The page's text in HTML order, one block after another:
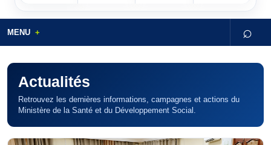
MENU ⌕
Actualités
Retrouvez les dernières informations, campagnes et actions du
Ministère de la Santé et du Développement Social.